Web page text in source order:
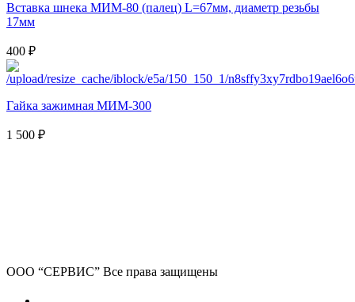
Вставка шнека МИМ-80 (палец) L=67мм, диаметр резьбы
17мм
400 ₽
Гайка зажимная МИМ-300
1 500 ₽
ООО “СЕРВИС” Все права защищены